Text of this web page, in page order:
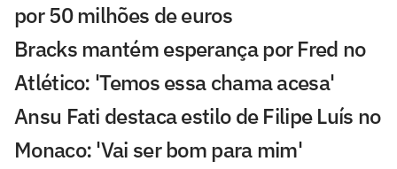
por 50 milhões de euros
Bracks mantém esperança por Fred no
Atlético: 'Temos essa chama acesa'
Ansu Fati destaca estilo de Filipe Luís no
Monaco: 'Vai ser bom para mim'